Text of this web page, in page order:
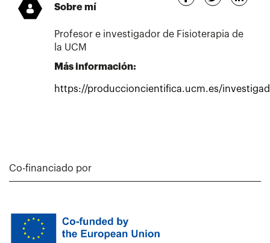
Sobre mí
Profesor e investigador de Fisioterapia de
la UCM
Más información:
https://produccioncientifica.ucm.es/
Co-financiado por